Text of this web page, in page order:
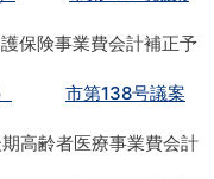
保険事業費会計補正予
市第138号議案
高齢者医療事業費会計